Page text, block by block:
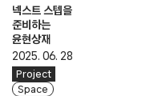
넥스트 스텝을
준비하는
윤현상재
2025. 06. 28
Project
Space